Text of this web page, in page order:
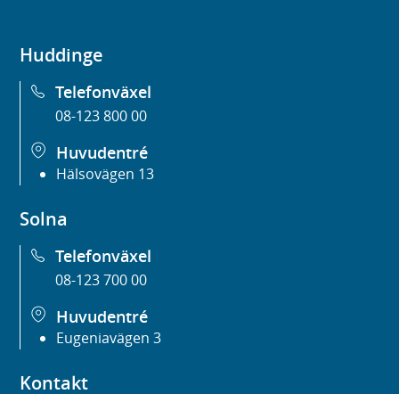
Huddinge
Telefonväxel
08-123 800 00
Huvudentré
Hälsovägen 13
Solna
Telefonväxel
08-123 700 00
Huvudentré
Eugeniavägen 3
Kontakt